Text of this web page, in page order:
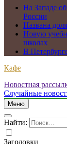
На Западе
России
Названа
Новую
школах
В
Кафе
Новостная
Случайные
Меню
Найти:
Заголовки